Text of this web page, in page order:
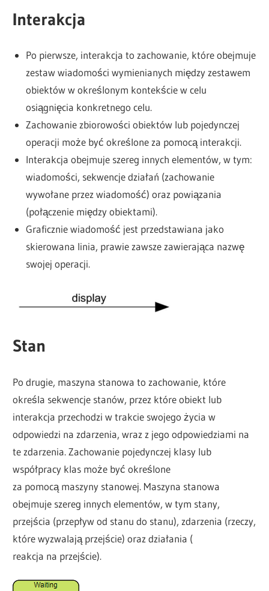
Interakcja
Po pierwsze, interakcja to zachowanie, które obejmuje
zestaw wiadomości wymienianych między zestawem
obiektów w określonym kontekście w celu
osiągnięcia konkretnego celu.
Zachowanie zbiorowości obiektów lub pojedynczej
operacji może być określone za pomocą interakcji.
Interakcja obejmuje szereg innych elementów, w tym:
wiadomości, sekwencje działań (zachowanie
wywołane przez wiadomość) oraz powiązania
(połączenie między obiektami).
Graficznie wiadomość jest przedstawiana jako
skierowana linia, prawie zawsze zawierająca nazwę
swojej operacji.
Stan
Po drugie, maszyna stanowa to zachowanie, które
określa sekwencje stanów, przez które obiekt lub
interakcja przechodzi w trakcie swojego życia w
odpowiedzi na zdarzenia, wraz z jego odpowiedziami na
te zdarzenia. Zachowanie pojedynczej klasy lub
współpracy klas może być określone
za pomocą maszyny stanowej. Maszyna stanowa
obejmuje szereg innych elementów, w tym stany,
przejścia (przepływ od stanu do stanu), zdarzenia (rzeczy,
które wyzwalają przejście) oraz działania (
reakcja na przejście).